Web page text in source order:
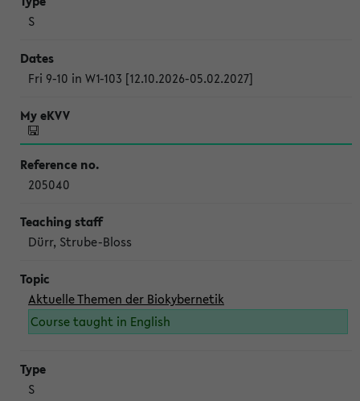
S
Fri 9-10 in W1-103 [12.10.2026-05.02.2027]
205040
Dürr, Strube-Bloss
Aktuelle Themen der Biokybernetik
Course taught in English
S